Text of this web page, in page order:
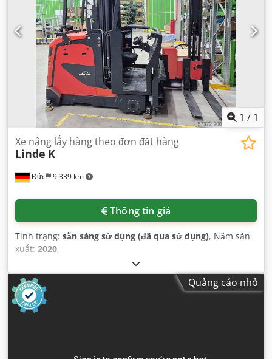
1 / 1
Đức 9.339 km
Xe nâng lấy hàng theo đơn đặt hàng
Linde K
Thông tin giá
Tình trạng: sẵn sàng sử dụng (đã qua sử dụng), Năm sản
xuất: 2020,
Quảng cáo nhỏ